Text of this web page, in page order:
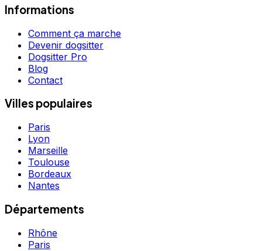
Informations
Comment ça marche
Devenir dogsitter
Dogsitter Pro
Blog
Contact
Villes populaires
Paris
Lyon
Marseille
Toulouse
Bordeaux
Nantes
Départements
Rhône
Paris